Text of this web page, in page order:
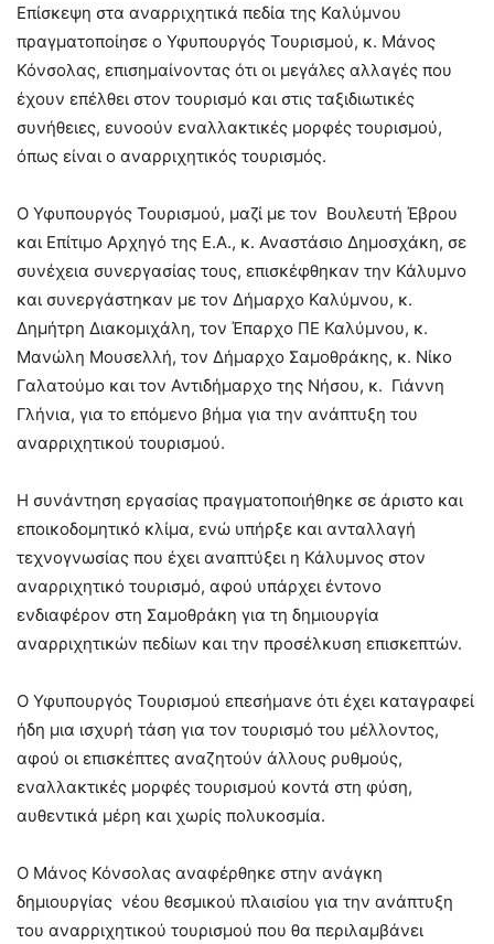
Επίσκεψη στα αναρριχητικά πεδία της Καλύμνου
πραγματοποίησε ο Υφυπουργός Τουρισμού, κ. Μάνος
Κόνσολας, επισημαίνοντας ότι οι μεγάλες αλλαγές που
έχουν επέλθει στον τουρισμό και στις ταξιδιωτικές
συνήθειες, ευνοούν εναλλακτικές μορφές τουρισμού,
όπως είναι ο αναρριχητικός τουρισμός.
Ο Υφυπουργός Τουρισμού, μαζί με τον Βουλευτή Έβρου
και Επίτιμο Αρχηγό της Ε.Α., κ. Αναστάσιο Δημoσχάκη, σε
συνέχεια συνεργασίας τους, επισκέφθηκαν την Κάλυμνο
και συνεργάστηκαν με τον Δήμαρχο Καλύμνου, κ.
Δημήτρη Διακομιχάλη, τον Έπαρχο ΠΕ Καλύμνου, κ.
Μανώλη Μουσελλή, τον Δήμαρχο Σαμοθράκης, κ. Νίκο
Γαλατούμο και τον Αντιδήμαρχο της Νήσου, κ. Γιάννη
Γλήνια, για το επόμενο βήμα για την ανάπτυξη του
αναρριχητικού τουρισμού.
Η συνάντηση εργασίας πραγματοποιήθηκε σε άριστο και
εποικοδομητικό κλίμα, ενώ υπήρξε και ανταλλαγή
τεχνογνωσίας που έχει αναπτύξει η Κάλυμνος στον
αναρριχητικό τουρισμό, αφού υπάρχει έντονο
ενδιαφέρον στη Σαμοθράκη για τη δημιουργία
αναρριχητικών πεδίων και την προσέλκυση επισκεπτών.
Ο Υφυπουργός Τουρισμού επεσήμανε ότι έχει καταγραφεί
ήδη μια ισχυρή τάση για τον τουρισμό του μέλλοντος,
αφού οι επισκέπτες αναζητούν άλλους ρυθμούς,
εναλλακτικές μορφές τουρισμού κοντά στη φύση,
αυθεντικά μέρη και χωρίς πολυκοσμία.
Ο Μάνος Κόνσολας αναφέρθηκε στην ανάγκη
δημιουργίας νέου θεσμικού πλαισίου για την ανάπτυξη
του αναρριχητικού τουρισμού που θα περιλαμβάνει